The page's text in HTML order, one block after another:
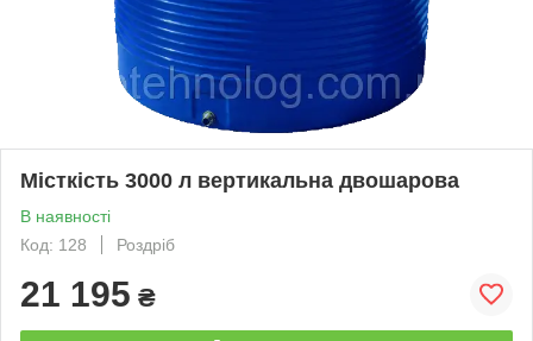
Місткість 3000 л вертикальна двошарова
В наявності
Код: 128
Роздріб
21 195 ₴